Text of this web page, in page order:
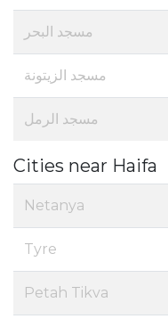
مسجد البحر
مسجد الزيتونة
مسجد الرمل
Cities near Haifa
Netanya
Tyre
Petah Tikva